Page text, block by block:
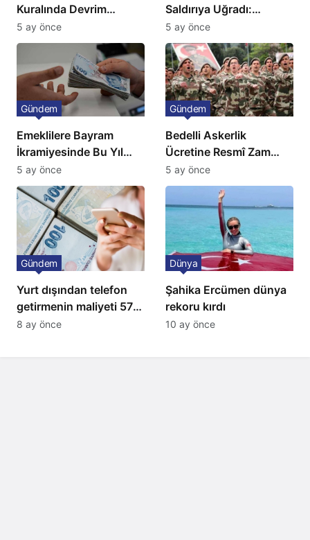
Kuralında Devrim
Niteliğinde Onay
5 ay önce
Saldırıya Uğradı:
Avrupa’da Doğalgaz
Fiyatlarında Sert Artış
5 ay önce
Emeklilere Bayram
İkramiyesinde Bu Yıl
Artış Gelmeyecek
Gündem
5 ay önce
Bedelli Askerlik
Ücretine Resmî Zam
Geliyor
Gündem
5 ay önce
Yurt dışından telefon
getirmenin maliyeti 57
bin lira oldu
Gündem
8 ay önce
Şahika Ercümen dünya
rekoru kırdı
Dünya
10 ay önce